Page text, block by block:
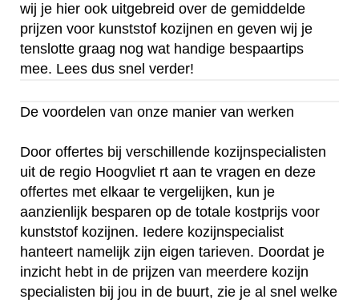
wij je hier ook uitgebreid over de gemiddelde
prijzen voor kunststof kozijnen en geven wij je
tenslotte graag nog wat handige bespaartips
mee. Lees dus snel verder!
De voordelen van onze manier van werken
Door offertes bij verschillende kozijnspecialisten
uit de regio Hoogvliet rt aan te vragen en deze
offertes met elkaar te vergelijken, kun je
aanzienlijk besparen op de totale kostprijs voor
kunststof kozijnen. Iedere kozijnspecialist
hanteert namelijk zijn eigen tarieven. Doordat je
inzicht hebt in de prijzen van meerdere kozijn
specialisten bij jou in de buurt, zie je al snel welke